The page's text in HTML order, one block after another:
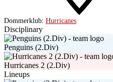
Dommerklub: Hurricanes
Disciplinary
Penguins (2.Div)
Hurricanes 2 (2.Div)
Lineups